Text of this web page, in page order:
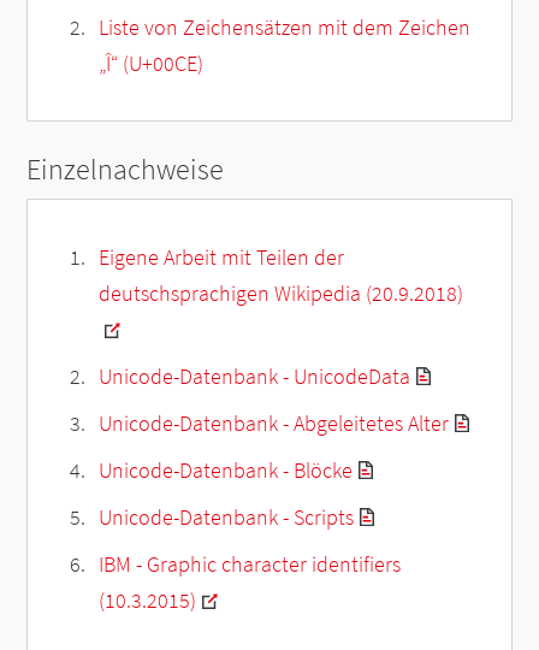
Liste von Zeichensätzen mit dem Zeichen
„Î“ (U+00CE)
Einzelnachweise
Eigene Arbeit mit Teilen der
deutschsprachigen Wikipedia (20.9.2018)
Unicode-Datenbank - UnicodeData
Unicode-Datenbank - Abgeleitetes Alter
Unicode-Datenbank - Blöcke
Unicode-Datenbank - Scripts
IBM - Graphic character identifiers
(10.3.2015)